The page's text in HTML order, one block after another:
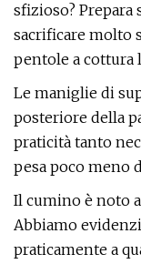
sfizioso? Prepara
sacrificare molto
pentole a cottura
Le maniglie di
posteriore della
praticità tanto
pesa poco meno
Il cumino è noto
Abbiamo
praticamente a